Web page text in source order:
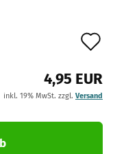
4,95 EUR
inkl. 19% MwSt. zzgl. Versand